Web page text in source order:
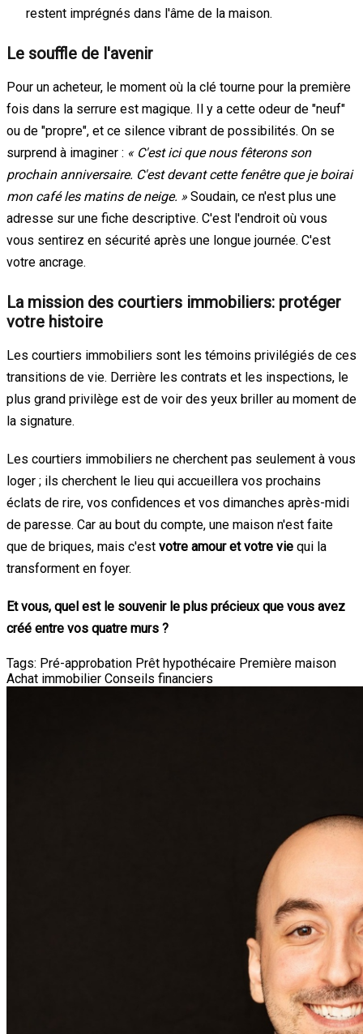
restent imprégnés dans l'âme de la maison.
Le souffle de l'avenir
Pour un acheteur, le moment où la clé tourne pour la première
fois dans la serrure est magique. Il y a cette odeur de "neuf"
ou de "propre", et ce silence vibrant de possibilités. On se
surprend à imaginer : « C'est ici que nous fêterons son
prochain anniversaire. C'est devant cette fenêtre que je boirai
mon café les matins de neige. » Soudain, ce n'est plus une
adresse sur une fiche descriptive. C'est l'endroit où vous
vous sentirez en sécurité après une longue journée. C'est
votre ancrage.
La mission des courtiers immobiliers: protéger
votre histoire
Les courtiers immobiliers sont les témoins privilégiés de ces
transitions de vie. Derrière les contrats et les inspections, le
plus grand privilège est de voir des yeux briller au moment de
la signature.
Les courtiers immobiliers ne cherchent pas seulement à vous
loger ; ils cherchent le lieu qui accueillera vos prochains
éclats de rire, vos confidences et vos dimanches après-midi
de paresse. Car au bout du compte, une maison n'est faite
que de briques, mais c'est votre amour et votre vie qui la
transforment en foyer.
Et vous, quel est le souvenir le plus précieux que vous avez
créé entre vos quatre murs ?
Tags: Pré-approbation Prêt hypothécaire Première maison
Achat immobilier Conseils financiers